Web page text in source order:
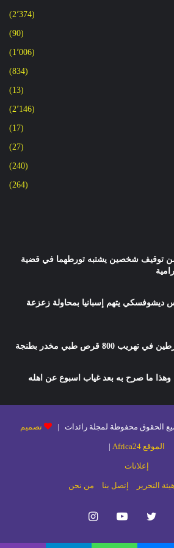
(2٬374)
(90)
(1٬006)
(834)
(13)
(2٬146)
(17)
(27)
(240)
(264)
من توقيف شخصين يشتبه تورطهما في قضية
ديشوفسكي يتهم إسبانيا بمحاولة زعزعة
800 قرص طبي مخدر بطنجة
وهذا ما صرح به بعد غياب اسبوع عن اهله
تصميم
الموقع Africa24 |
إعلانات
هيئة التحرير إتصل بنا من نحن
تويتر يوتيوبانستقرام